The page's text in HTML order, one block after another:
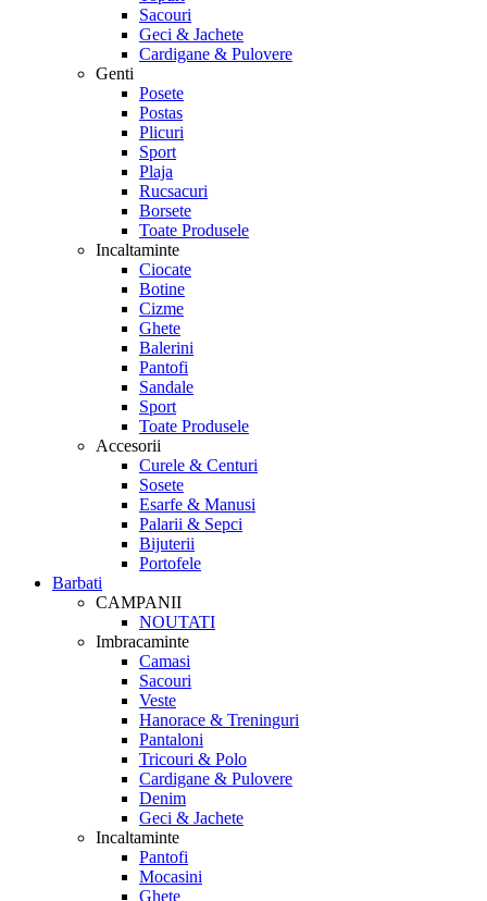
Sacouri
Geci & Jachete
Cardigane & Pulovere
Genti
Posete
Postas
Plicuri
Sport
Plaja
Rucsacuri
Borsete
Toate Produsele
Incaltaminte
Ciocate
Botine
Cizme
Ghete
Balerini
Pantofi
Sandale
Sport
Toate Produsele
Accesorii
Curele & Centuri
Sosete
Esarfe & Manusi
Palarii & Sepci
Bijuterii
Portofele
Barbati
CAMPANII
NOUTATI
Imbracaminte
Camasi
Sacouri
Veste
Hanorace & Treninguri
Pantaloni
Tricouri & Polo
Cardigane & Pulovere
Denim
Geci & Jachete
Incaltaminte
Pantofi
Mocasini
Ghete